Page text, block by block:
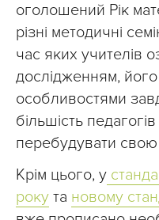
оголошений Рік
різні методичні
час яких учителів
дослідженням,
особливостями
більшість
перебудувати свою
Крім цього, у
року та новому